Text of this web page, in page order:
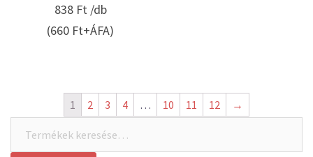
838 Ft /db
(660 Ft+ÁFA)
1 2 3 4 … 10 11 12
→